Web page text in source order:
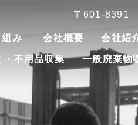
〒601-8391
み 会社概要 会社紹
・不用品収集 一般廃棄物